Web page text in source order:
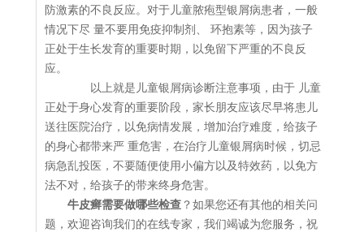
防激素的不良反应。对于儿童脓疱型银屑病患者，一般
情况下尽 量不要用免疫抑制剂、 环抱素等，因为孩子
正处于生长发育的重要时期，以免留下严重的不良反
应。
以上就是儿童银屑病诊断注意事项，由于 儿童
正处于身心发育的重要阶段，家长朋友应该尽早将患儿
送往医院治疗，以免病情发展，增加治疗难度，给孩子
的身心都带来严 重危害，在治疗儿童银屑病时候，切忌
病急乱投医，不要随便使用小偏方以及特效药，以免方
法不对，给孩子的带来终身危害。
牛皮癣需要做哪些检查 ？如果您还有其他的相关问
题，欢迎咨询我们的在线专家，我们竭诚为您服务，祝